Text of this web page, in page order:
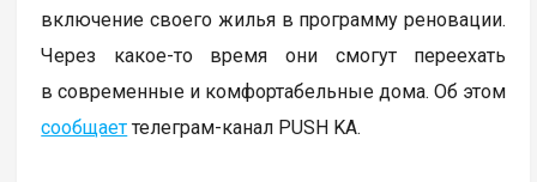
включение своего жилья в программу реновации.
Через какое-то время они смогут переехать
в современные и комфортабельные дома. Об этом
сообщает телеграм-канал PUSH KA.